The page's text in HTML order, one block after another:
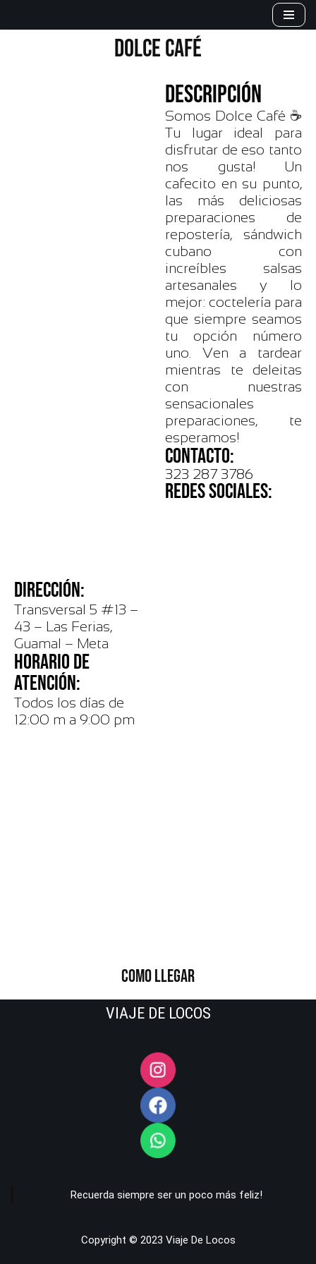
DOLCE CAFÉ
DESCRIPCIÓN
Somos Dolce Café ☕
Tu lugar ideal para
disfrutar de eso tanto
nos gusta! Un
cafecito en su punto,
las más deliciosas
preparaciones de
repostería, sándwich
cubano con
increíbles salsas
artesanales y lo
mejor: coctelería para
que siempre seamos
tu opción número
uno. Ven a tardear
mientras te deleitas
con nuestras
sensacionales
preparaciones, te
esperamos!
CONTACTO:
323 287 3786
REDES SOCIALES:
DIRECCIÓN:
Transversal 5 #13 –
43 – Las Ferias,
Guamal – Meta
HORARIO DE
ATENCIÓN:
Todos los días de
12:00 m a 9:00 pm
COMO LLEGAR
VIAJE DE LOCOS
Recuerda siempre ser un poco más feliz!
Copyright © 2023 Viaje De Locos